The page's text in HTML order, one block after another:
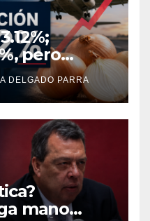
pero
se
DELGADO PARRA
mano